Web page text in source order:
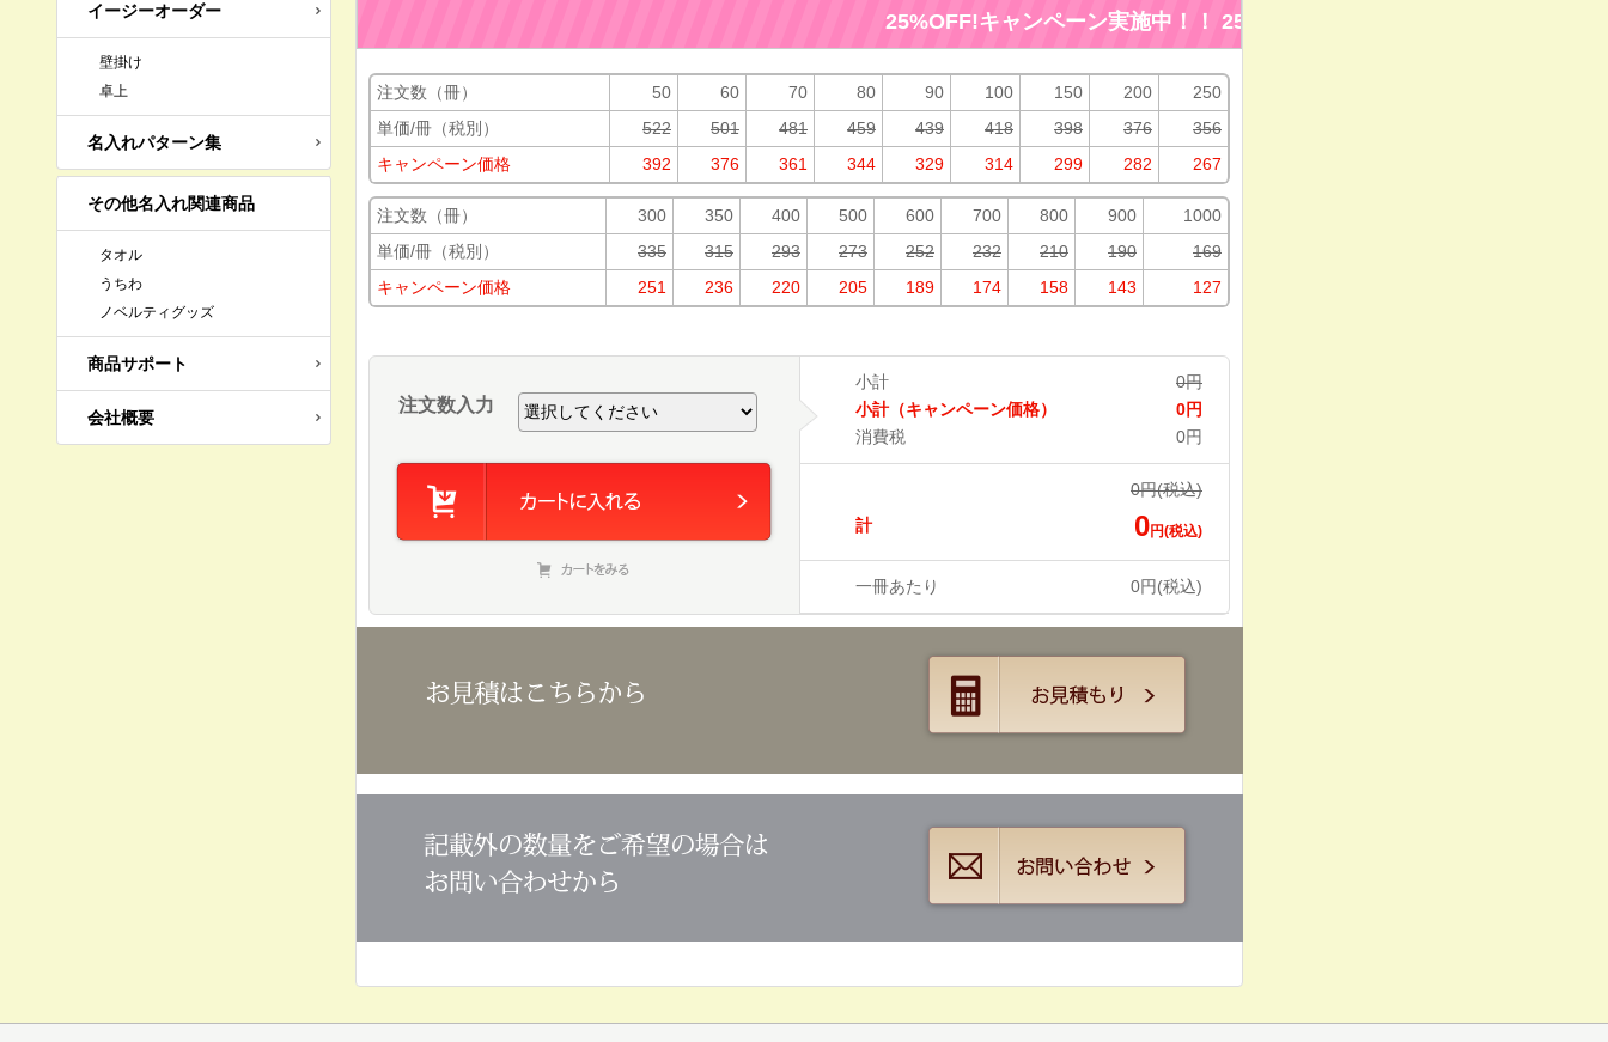
25%OFF!キャンペーン実施中！！ 25%OFF!キャンペーン実施中！！
注文数（冊） 50 60 70 80 90 100 150 200
250
単価/冊（税別）
522 501 481 459 439 418 398 376
356
キャンペーン価格
392 376 361 344 329 314 299 282 267
注文数（冊） 300 350 400 500 600 700 800 900
1000
単価/冊（税別）
335 315 293 273 252 232 210 190
169
キャンペーン価格
251 236 220 205 189 174 158 143 127
注文数入力
小計 0円
小計（キャンペーン価格）
0円
消費税
0円
0円(税込)
計
0円(税込)
一冊あたり 0円(税込)
イージーオーダー
壁掛け
卓上
名入れパターン集
その他名入れ関連商品
タオル
うちわ
ノベルティグッズ
商品サポート
会社概要